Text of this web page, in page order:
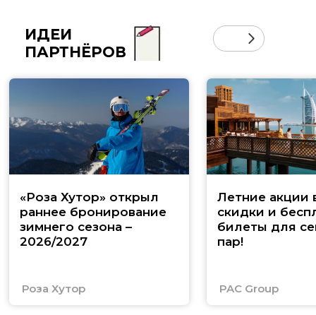
ИДЕИ
ПАРТНЁРОВ
«Роза Хутор» открыл
раннее бронирование
зимнего сезона –
2026/2027
Роза Хутор
Летние акции
скидки и
билеты для
пар!
PAC Group